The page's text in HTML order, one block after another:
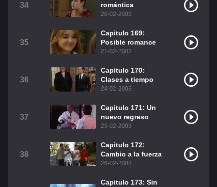
34 romántica
20-02-2003
35
Capitulo 169:
Posible romance
21-02-2003
36
Capitulo 170:
Clases a tiempo
24-02-2003
37
Capitulo 171: Un
nuevo regreso
25-02-2003
38
Capitulo 172:
Cambio a la fuerza
26-02-2003
Capitulo 173: Sin